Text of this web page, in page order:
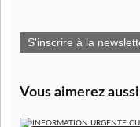
S'inscrire à la
Vous aimerez